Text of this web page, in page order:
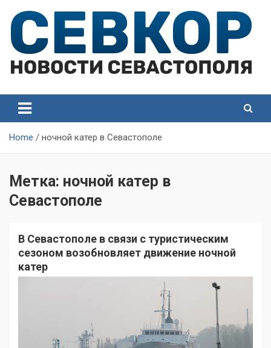
content
Севастополя
Севастополя
Home ночной катер в Севастополе
Метка: ночной катер в
Севастополе
В Севастополе в связи с туристическим
сезоном возобновляет движение ночной
катер